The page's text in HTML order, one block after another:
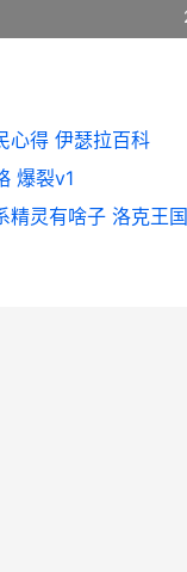
心得 伊瑟拉百科
爆裂v1
精灵有啥子 洛克王